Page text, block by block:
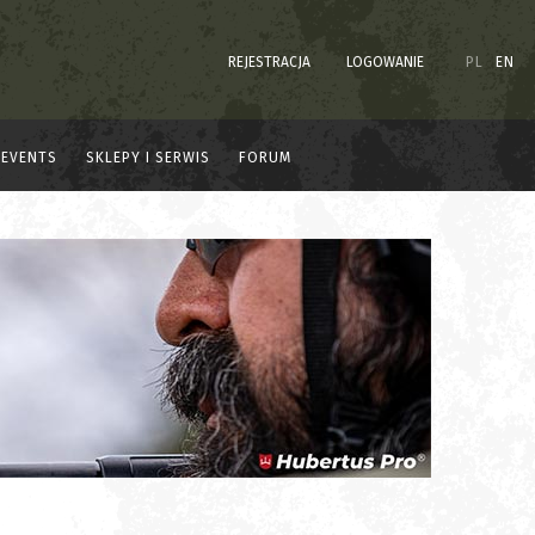
REJESTRACJA LOGOWANIE PL EN
EVENTS SKLEPY I SERWIS FORUM